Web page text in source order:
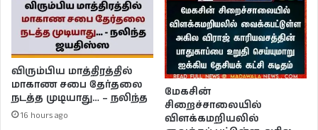
விரும்பிய மாத்திரத்தில்
மாகாண சபை தேர்தலை
நடத்த முடியாது… – நலிந்த
16 hours ago
மேகசின்
சிறைச்சாலையில்
விளக்கமறியலில்